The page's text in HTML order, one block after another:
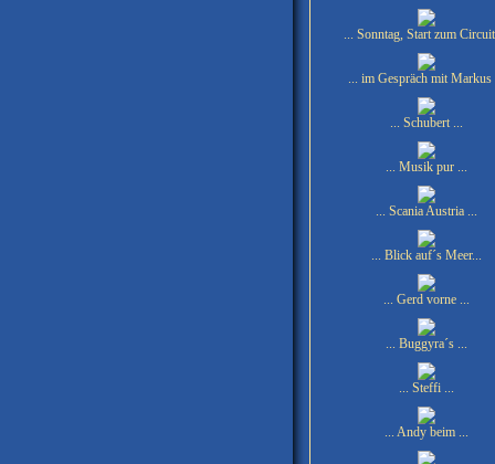
... Sonntag, Start zum
... im Gespräch mit Markus
... Schubert ...
... Musik pur ...
... Scania Austria ...
... Blick auf´s Meer...
... Gerd vorne ...
... Buggyra´s ...
... Steffi ...
... Andy beim ...